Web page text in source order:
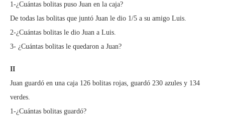
1-¿Cuántas bolitas puso Juan en la caja?
De todas las bolitas que juntó Juan le dio 1/5 a su amigo Luis.
2-¿Cuántas bolitas le dio Juan a Luis.
3- ¿Cuántas bolitas le quedaron a Juan?
II
Juan guardó en una caja 126 bolitas rojas, guardó 230 azules y 134
verdes.
1-¿Cuántas bolitas guardó?